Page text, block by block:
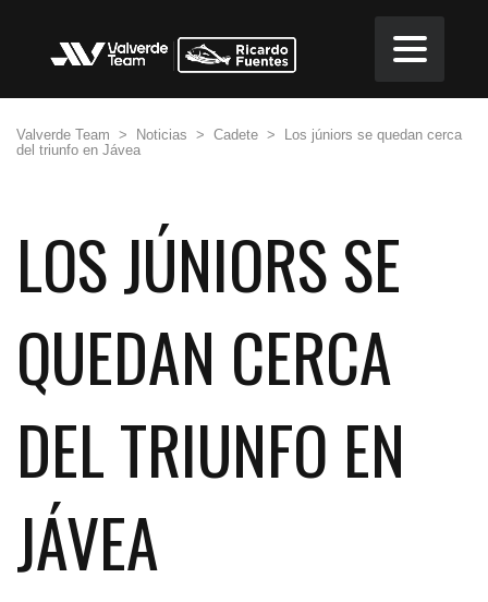
Valverde Team > Noticias > Cadete >
Los júniors se quedan cerca
del triunfo en Jávea
LOS JÚNIORS SE
QUEDAN CERCA
DEL TRIUNFO EN
JÁVEA